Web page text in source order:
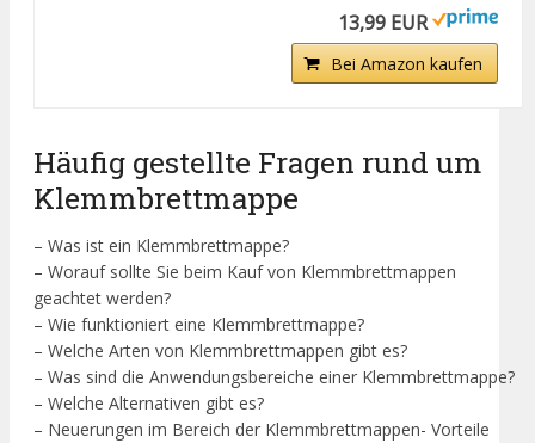
13,99 EUR
Bei Amazon kaufen
Häufig gestellte Fragen rund um
Klemmbrettmappe
– Was ist ein Klemmbrettmappe?
– Worauf sollte Sie beim Kauf von Klemmbrettmappen
geachtet werden?
– Wie funktioniert eine Klemmbrettmappe?
– Welche Arten von Klemmbrettmappen gibt es?
– Was sind die Anwendungsbereiche einer Klemmbrettmappe?
– Welche Alternativen gibt es?
– Neuerungen im Bereich der Klemmbrettmappen- Vorteile